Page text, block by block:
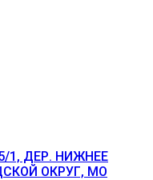
1, ДЕР. НИЖНЕЕ
ОКРУГ, МО